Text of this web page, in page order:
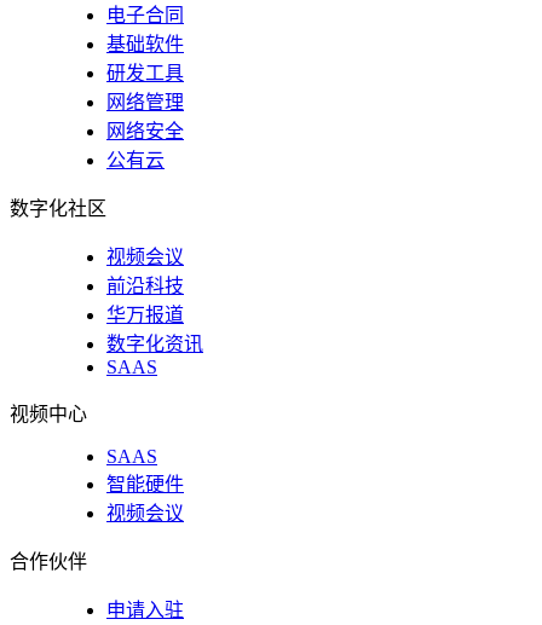
电子合同
基础软件
研发工具
网络管理
网络安全
公有云
数字化社区
视频会议
前沿科技
华万报道
数字化资讯
SAAS
视频中心
SAAS
智能硬件
视频会议
合作伙伴
申请入驻